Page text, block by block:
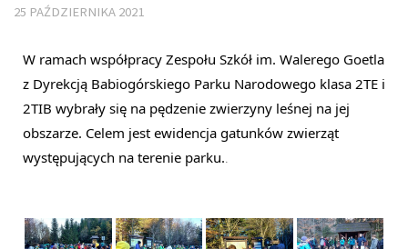
25 PAŹDZIERNIKA 2021
W ramach współpracy Zespołu Szkół im. Walerego Goetla
z Dyrekcją Babiogórskiego Parku Narodowego klasa 2TE i
2TIB wybrały się na pędzenie zwierzyny leśnej na jej
obszarze. Celem jest ewidencja gatunków zwierząt
występujących na terenie parku.